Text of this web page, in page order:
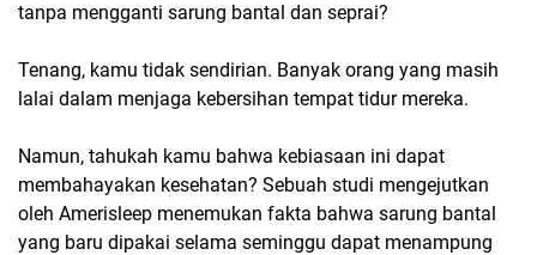
tanpa mengganti sarung bantal dan seprai?
Tenang, kamu tidak sendirian. Banyak orang yang masih
lalai dalam menjaga kebersihan tempat tidur mereka.
Namun, tahukah kamu bahwa kebiasaan ini dapat
membahayakan kesehatan? Sebuah studi mengejutkan
oleh Amerisleep menemukan fakta bahwa sarung bantal
yang baru dipakai selama seminggu dapat menampung